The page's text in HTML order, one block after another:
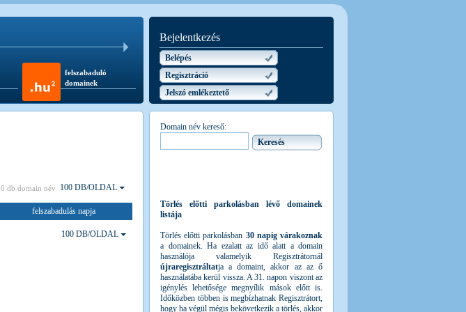
felszabaduló
domainek
Bejelentkezés
Belépés
Regisztráció
Jelszó emlékeztető
0 db domain név 100 DB/OLDAL
felszabadulás napja
100 DB/OLDAL
Domain név kereső:
Törlés előtti parkolásban lévő domainek
listája
Törlés előtti parkolásban 30 napig várakoznak
a domainek. Ha ezalatt az idő alatt a domain
használója valamelyik Regisztrátornál
újraregisztráltatja a domaint, akkor az az ő
használatába kerül vissza. A 31. napon viszont az
igénylés lehetősége megnyílik mások előtt is.
Időközben többen is megbízhatnak Regisztrátort,
hogy ha végül mégis bekövetkezik a törlés, akkor